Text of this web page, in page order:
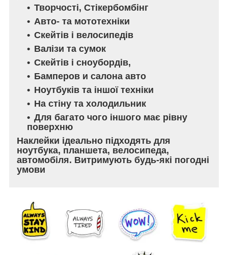
Творчості, Стікербомбінг
Авто- та мототехніки
Скейтів і велосипедів
Валізи та сумок
Скейтів і сноубордів,
Бамперов и салона авто
Ноутбуків та іншої техніки
На стіну та холодильник
Для багато чого іншого має рівну
поверхню
Наклейки ідеально підходять для
ноутбука, планшета, велосипеда,
автомобіля. Витримують будь-які погодні
умови